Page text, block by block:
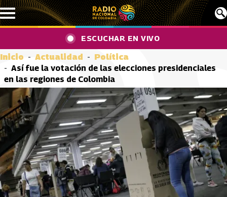
Pasar al contenido principal
ESCUCHAR EN VIVO
Inicio Actualidad
Política
Así fue la votación de las elecciones presidenciales
en las regiones de Colombia